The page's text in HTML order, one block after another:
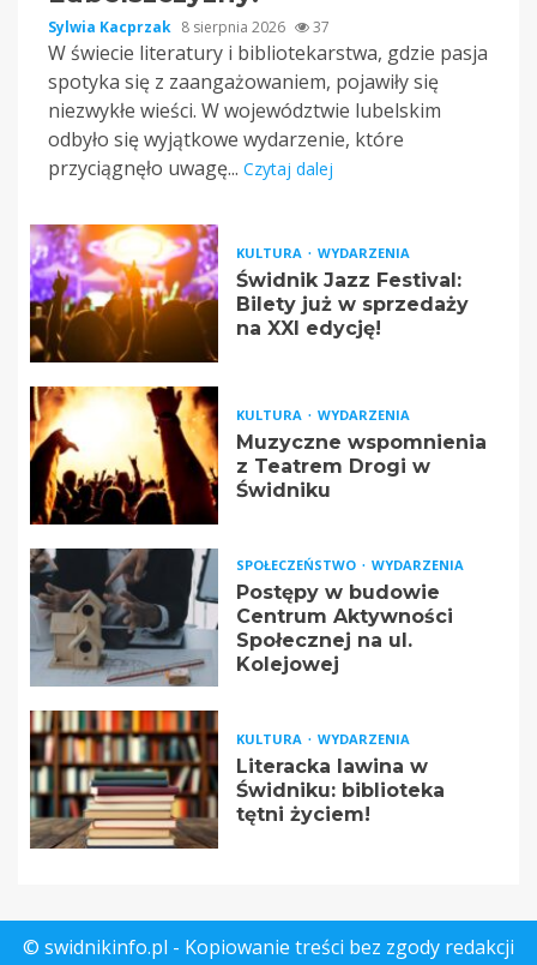
Sylwia Kacprzak 8 sierpnia 2026 37
W świecie literatury i bibliotekarstwa, gdzie pasja
spotyka się z zaangażowaniem, pojawiły się
niezwykłe wieści. W województwie lubelskim
odbyło się wyjątkowe wydarzenie, które
przyciągnęło uwagę... Czytaj dalej
KULTURA WYDARZENIA
Świdnik Jazz Festival:
Bilety już w sprzedaży
na XXI edycję!
KULTURA WYDARZENIA
Muzyczne wspomnienia
z Teatrem Drogi w
Świdniku
SPOŁECZEŃSTWO WYDARZENIA
Postępy w budowie
Centrum Aktywności
Społecznej na ul.
Kolejowej
KULTURA WYDARZENIA
Literacka lawina w
Świdniku: biblioteka
tętni życiem!
© swidnikinfo.pl - Kopiowanie treści bez zgody redakcji